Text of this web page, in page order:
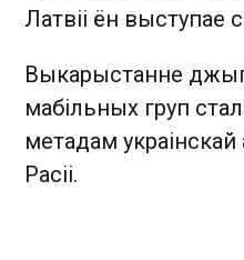
Латвіі ён выступае
Выкарыстанне
мабільных груп
метадам украінскай
Расіі.